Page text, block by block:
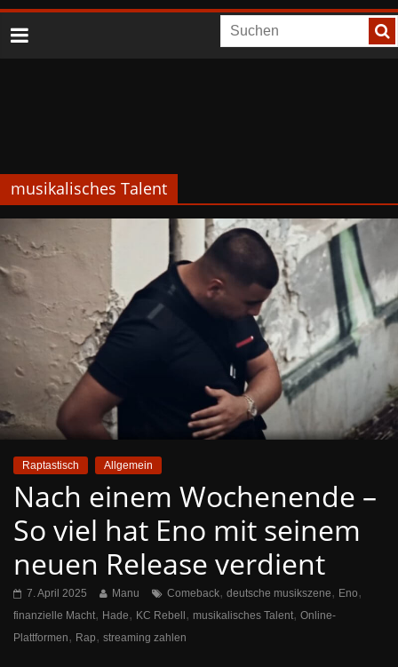
musikalisches Talent
Raptastisch Allgemein
Nach einem Wochenende –
So viel hat Eno mit seinem
neuen Release verdient
7. April 2025 Manu Comeback, deutsche musikszene, Eno,
finanzielle Macht, Hade, KC Rebell , musikalisches Talent, Online-
Plattformen, Rap, streaming zahlen